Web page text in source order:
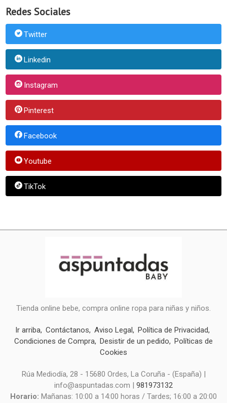
Redes Sociales
Twitter
Linkedin
Instagram
Pinterest
Facebook
Youtube
TikTok
Tienda online bebe, compra online ropa para niñas y niños.
Ir arriba Contáctanos Aviso Legal
Política de Privacidad
Condiciones de Compra Desistir de un pedido
Políticas de
Cookies
Rúa Mediodía, 28 - 15680 Ordes, La Coruña - (España) |
info@aspuntadas.com | 981973132
Horario: Mañanas: 10:00 a 14:00 horas / Tardes; 16:00 a 20:00